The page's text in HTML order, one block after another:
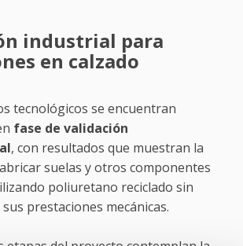
industrial para
en calzado
tecnológicos se encuentran
fase de validación
, con resultados que muestran la
suelas y otros componentes
poliuretano reciclado sin
prestaciones mecánicas.